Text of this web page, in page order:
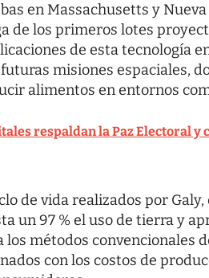
en Massachusetts y
de los primeros lotes
de esta tecnología
misiones espaciales,
alimentos en entornos
respaldan la Paz Electoral
de vida realizados por
un 97 % el uso de tierra y
métodos convencionales
con los costos de